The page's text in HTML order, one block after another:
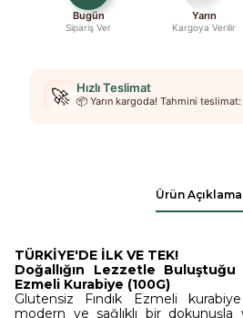
Bugün
Sipariş Ver
Yarın
Kargoya Verilir
🚀 Hızlı Teslimat
📦 Yarın kargoda! Tahmini
Ürün
TÜRKİYE'DE İLK VE TEK!
Doğallığın Lezzetle Buluştuğu
Ezmeli Kurabiye (100G)
Glutensiz Fındık Ezmeli
modern ve sağlıklı bir